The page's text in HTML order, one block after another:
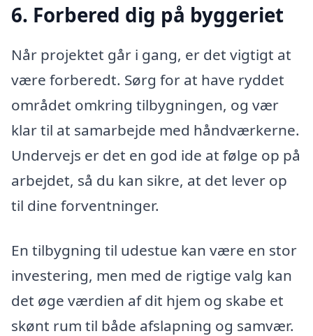
6. Forbered dig på byggeriet
Når projektet går i gang, er det vigtigt at
være forberedt. Sørg for at have ryddet
området omkring tilbygningen, og vær
klar til at samarbejde med håndværkerne.
Undervejs er det en god ide at følge op på
arbejdet, så du kan sikre, at det lever op
til dine forventninger.
En tilbygning til udestue kan være en stor
investering, men med de rigtige valg kan
det øge værdien af dit hjem og skabe et
skønt rum til både afslapning og samvær.